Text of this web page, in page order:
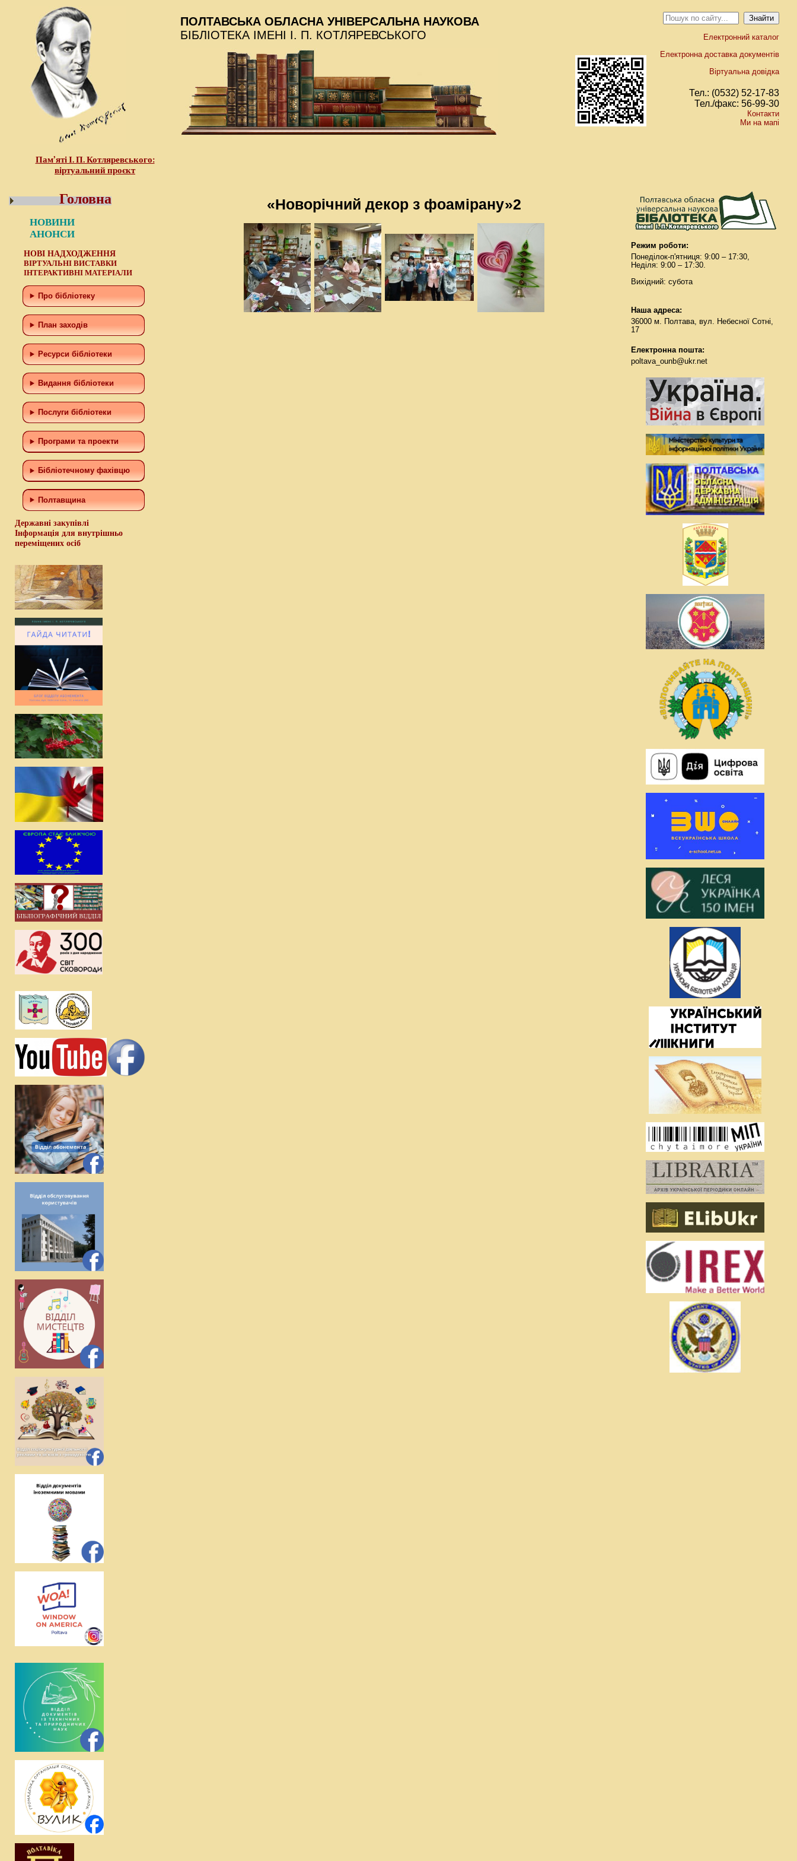
Пам’яті І. П. Котляревського:
віртуальний проєкт
ПОЛТАВСЬКА ОБЛАСНА УНІВЕРСАЛЬНА НАУКОВА
БІБЛІОТЕКА ІМЕНІ І. П. КОТЛЯРЕВСЬКОГО
Електронний каталог
Електронна доставка документів
Віртуальна довідка
Тел.: (0532) 52-17-83
Тел./факс: 56-99-30
Контакти
Ми на мапі
Головна
НОВИНИ
АНОНСИ
НОВІ НАДХОДЖЕННЯ
ВІРТУАЛЬНІ ВИСТАВКИ
ІНТЕРАКТИВНІ МАТЕРІАЛИ
Про бібліотеку
План заходів
Ресурси бібліотеки
Видання бібліотеки
Послуги бібліотеки
Програми та проекти
Бiблiотечному фахiвцю
Полтавщина
Державні закупівлі
Інформація для внутрішньо
переміщених осіб
«Новорічний декор з фоамірану»2
Режим роботи:
Понеділок-п'ятниця: 9:00 – 17:30,
Неділя: 9:00 – 17:30.
Вихідний: субота
Наша адреса:
36000 м. Полтава, вул. Небесної Сотні,
17
Електронна пошта:
poltava_ounb@ukr.net